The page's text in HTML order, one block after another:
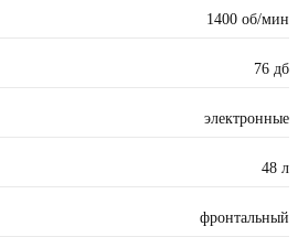
1400 об/мин
76 дб
электронные
48 л
фронтальный